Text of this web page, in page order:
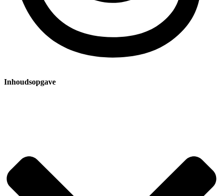
Inhoudsopgave